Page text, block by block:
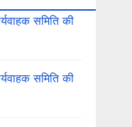
समिति की
समिति की